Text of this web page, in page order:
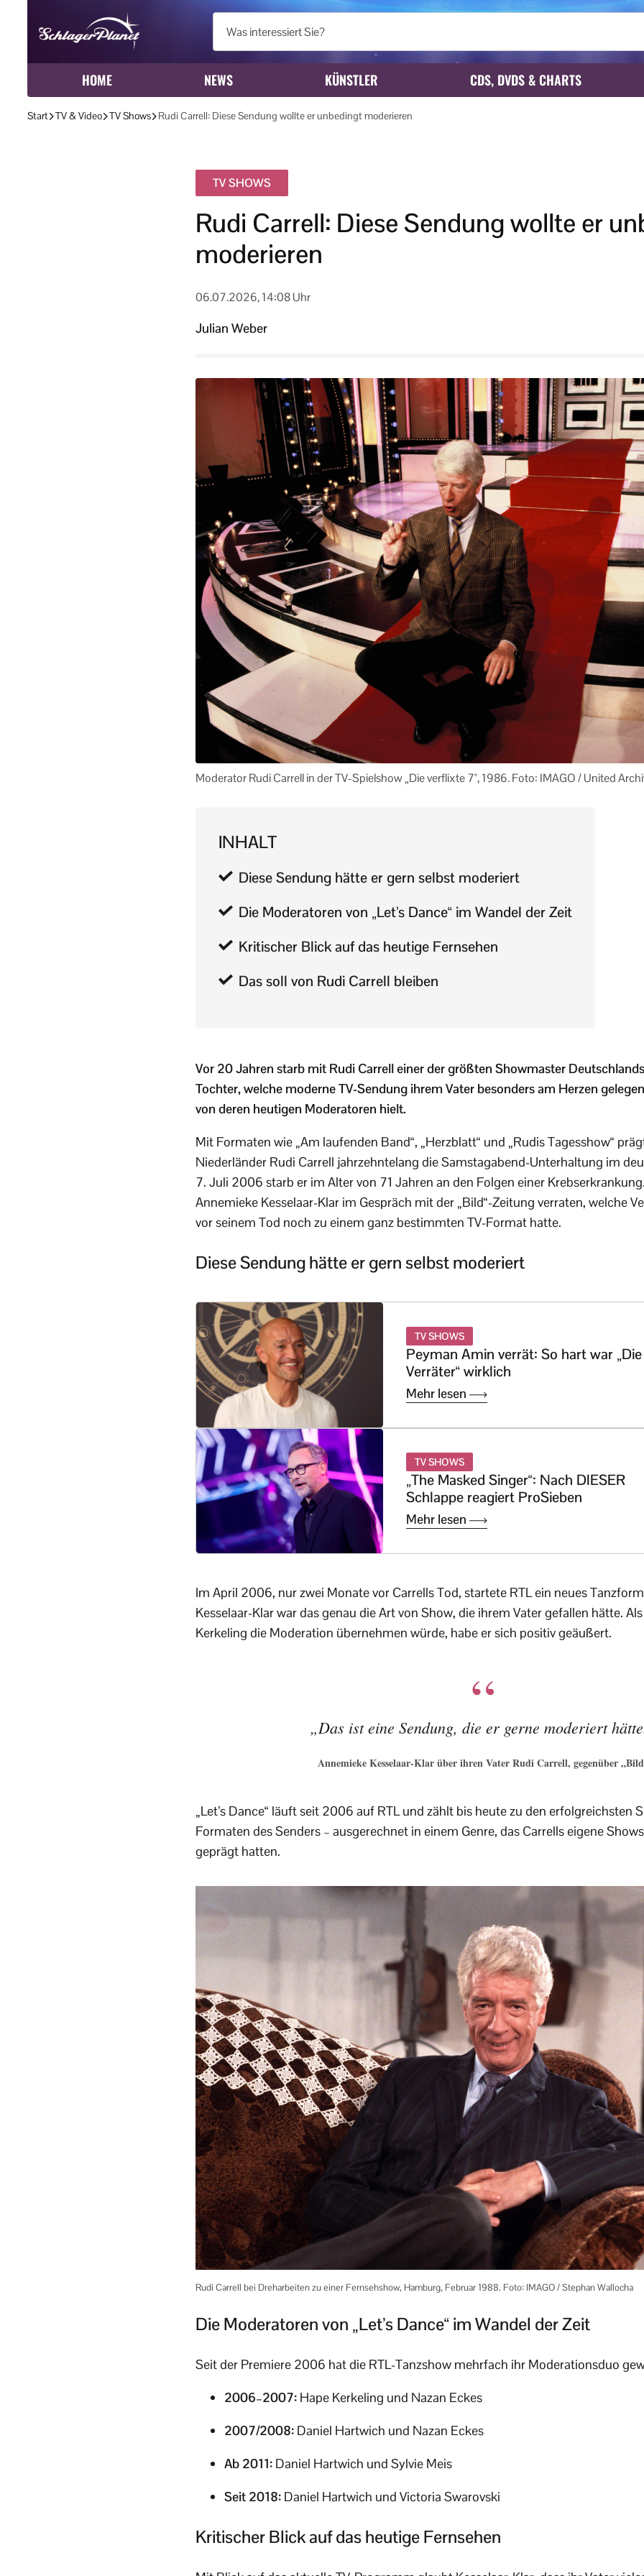
HOME NEWS KÜNSTLER CDS, DVDS & CHARTS
Start TV & Video TV Shows Rudi Carrell: Diese Sendung wollte er unbedingt moderieren
TV SHOWS
Rudi Carrell: Diese Sendung wollte er
moderieren
06.07.2026, 14:08 Uhr
Julian Weber
Moderator Rudi Carrell in der TV-Spielshow „Die verflixte 7", 1986. Foto: IMAGO / United
INHALT
Diese Sendung hätte er gern selbst moderiert
Die Moderatoren von „Let’s Dance“ im Wandel der Zeit
Kritischer Blick auf das heutige Fernsehen
Das soll von Rudi Carrell bleiben
Vor 20 Jahren starb mit Rudi Carrell einer der größten Showmaster
Tochter, welche moderne TV-Sendung ihrem Vater besonders am Herzen
von deren heutigen Moderatoren hielt.
Mit Formaten wie „Am laufenden Band“, „Herzblatt“ und „Rudis Tagesshow“
Niederländer Rudi Carrell jahrzehntelang die Samstagabend-Unterhaltung im
7. Juli 2006 starb er im Alter von 71 Jahren an den Folgen einer
Annemieke Kesselaar-Klar im Gespräch mit der „Bild“-Zeitung verraten, welche
vor seinem Tod noch zu einem ganz bestimmten TV-Format hatte.
Diese Sendung hätte er gern selbst moderiert
TV SHOWS
Peyman Amin verrät: So hart war „Die
Verräter“ wirklich
Mehr lesen
TV SHOWS
„The Masked Singer“: Nach DIESER
Schlappe reagiert ProSieben
Mehr lesen
Im April 2006, nur zwei Monate vor Carrells Tod, startete RTL ein neues
Kesselaar-Klar war das genau die Art von Show, die ihrem Vater gefallen hätte.
Kerkeling die Moderation übernehmen würde, habe er sich positiv geäußert.
„Das ist eine Sendung, die er gerne moderiert
Annemieke Kesselaar-Klar über ihren Vater Rudi Carrell, gegenüber
„Let’s Dance“ läuft seit 2006 auf RTL und zählt bis heute zu den erfolgreichsten
Formaten des Senders – ausgerechnet in einem Genre, das Carrells eigene
geprägt hatten.
Rudi Carrell bei Dreharbeiten zu einer Fernsehshow, Hamburg, Februar 1988. Foto: IMAGO / Stephan Wallocha
Die Moderatoren von „Let’s Dance“ im Wandel der Zeit
Seit der Premiere 2006 hat die RTL-Tanzshow mehrfach ihr Moderationsduo
2006–2007: Hape Kerkeling und Nazan Eckes
2007/2008: Daniel Hartwich und Nazan Eckes
Ab 2011: Daniel Hartwich und Sylvie Meis
Seit 2018: Daniel Hartwich und Victoria Swarovski
Kritischer Blick auf das heutige Fernsehen